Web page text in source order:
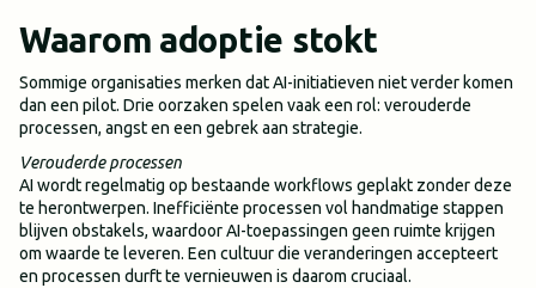
Waarom adoptie stokt
Sommige organisaties merken dat AI-initiatieven niet verder komen
dan een pilot. Drie oorzaken spelen vaak een rol: verouderde
processen, angst en een gebrek aan strategie.
Verouderde processen
AI wordt regelmatig op bestaande workflows geplakt zonder deze
te herontwerpen. Inefficiënte processen vol handmatige stappen
blijven obstakels, waardoor AI-toepassingen geen ruimte krijgen
om waarde te leveren. Een cultuur die veranderingen accepteert
en processen durft te vernieuwen is daarom cruciaal.